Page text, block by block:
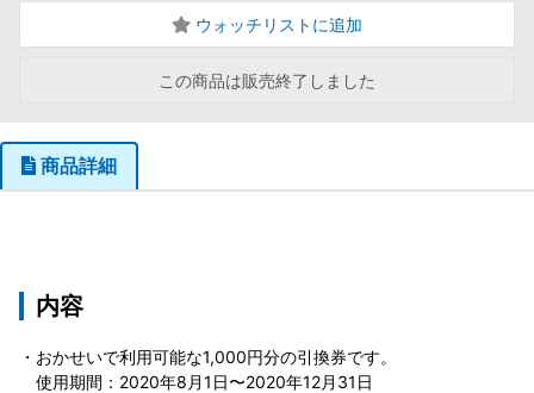
ウォッチリストに追加
この商品は販売終了しました
商品詳細
内容
・おかせいで利用可能な1,000円分の引換券です。
使用期間：2020年8月1日〜2020年12月31日